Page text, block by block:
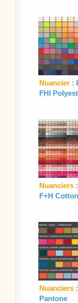
Nuancier :
FHI
Nuanciers
F+H
Nuanciers
Pantone